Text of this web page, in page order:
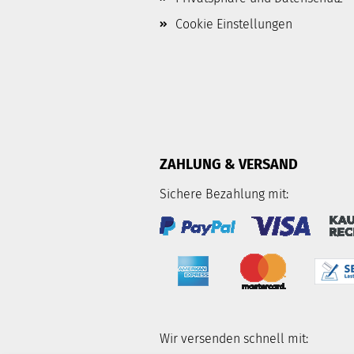
Cookie Einstellungen
ZAHLUNG & VERSAND
Sichere Bezahlung mit:
Wir versenden schnell mit: